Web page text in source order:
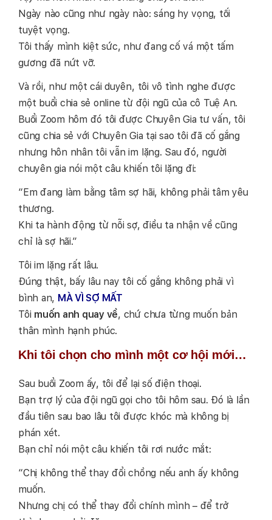
Ngày nào cũng như ngày nào: sáng hy vọng, tối
tuyệt vọng.
Tôi thấy mình kiệt sức, như đang cố vá một tấm
gương đã nứt vỡ.
Và rồi, như một cái duyên, tôi vô tình nghe được
một buổi chia sẻ online từ đội ngũ của cô Tuệ An.
Buổi Zoom hôm đó tôi được Chuyên Gia tư vấn, tôi
cũng chia sẻ với Chuyên Gia tại sao tôi đã cố gắng
nhưng hôn nhân tôi vẫn im lặng. Sau đó, người
chuyên gia nói một câu khiến tôi lặng đi:
“Em đang làm bằng tâm sợ hãi, không phải tâm yêu
thương.
Khi ta hành động từ nỗi sợ, điều ta nhận về cũng
chỉ là sợ hãi.”
Tôi im lặng rất lâu.
Đúng thật, bấy lâu nay tôi cố gắng không phải vì
bình an, MÀ VÌ SỢ MẤT
Tôi muốn anh quay về, chứ chưa từng muốn bản
thân mình hạnh phúc.
Khi tôi chọn cho mình một cơ hội mới…
Sau buổi Zoom ấy, tôi để lại số điện thoại.
Bạn trợ lý của đội ngũ gọi cho tôi hôm sau. Đó là lần
đầu tiên sau bao lâu tôi được khóc mà không bị
phán xét.
Bạn chỉ nói một câu khiến tôi rơi nước mắt:
“Chị không thể thay đổi chồng nếu anh ấy không
muốn.
Nhưng chị có thể thay đổi chính mình – để trở